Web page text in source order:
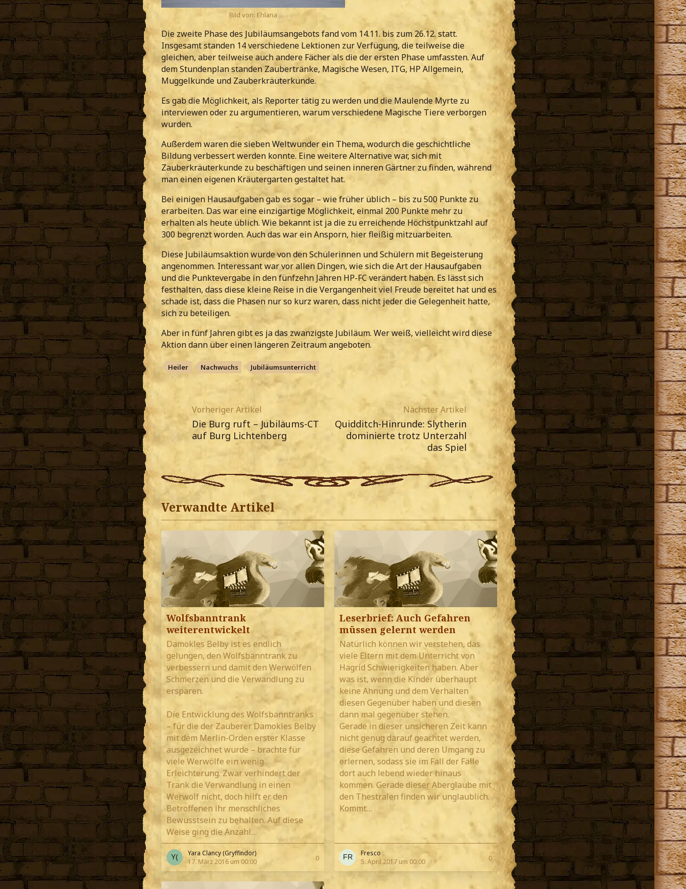
Bild von: Ehlana
Die zweite Phase des Jubiläumsangebots fand vom 14.11. bis zum 26.12. statt.
Insgesamt standen 14 verschiedene Lektionen zur Verfügung, die teilweise die
gleichen, aber teilweise auch andere Fächer als die der ersten Phase umfassten. Auf
dem Stundenplan standen Zaubertränke, Magische Wesen, ITG, HP Allgemein,
Muggelkunde und Zauberkräuterkunde.
Es gab die Möglichkeit, als Reporter tätig zu werden und die Maulende Myrte zu
interviewen oder zu argumentieren, warum verschiedene Magische Tiere verborgen
wurden.
Außerdem waren die sieben Weltwunder ein Thema, wodurch die geschichtliche
Bildung verbessert werden konnte. Eine weitere Alternative war, sich mit
Zauberkräuterkunde zu beschäftigen und seinen inneren Gärtner zu finden, während
man einen eigenen Kräutergarten gestaltet hat.
Bei einigen Hausaufgaben gab es sogar – wie früher üblich – bis zu 500 Punkte zu
erarbeiten. Das war eine einzigartige Möglichkeit, einmal 200 Punkte mehr zu
erhalten als heute üblich. Wie bekannt ist ja die zu erreichende Höchstpunktzahl auf
300 begrenzt worden. Auch das war ein Ansporn, hier fleißig mitzuarbeiten.
Diese Jubiläumsaktion wurde von den Schülerinnen und Schülern mit Begeisterung
angenommen. Interessant war vor allen Dingen, wie sich die Art der Hausaufgaben
und die Punktevergabe in den fünfzehn Jahren HP-FC verändert haben. Es lässt sich
festhalten, dass diese kleine Reise in die Vergangenheit viel Freude bereitet hat und es
schade ist, dass die Phasen nur so kurz waren, dass nicht jeder die Gelegenheit hatte,
sich zu beteiligen.
Aber in fünf Jahren gibt es ja das zwanzigste Jubiläum. Wer weiß, vielleicht wird diese
Aktion dann über einen längeren Zeitraum angeboten.
Heiler Nachwuchs Jubiläumsunterricht
Vorheriger Artikel
Die Burg ruft – Jubiläums-CT
auf Burg Lichtenberg
Nächster Artikel
Quidditch-Hinrunde: Slytherin
dominierte trotz Unterzahl
das Spiel
Verwandte Artikel
Wolfsbanntrank
weiterentwickelt
Damokles Belby ist es endlich
gelungen, den Wolfsbanntrank zu
verbessern und damit den Werwölfen
Schmerzen und die Verwandlung zu
ersparen.
Die Entwicklung des Wolfsbanntranks
– für die der Zauberer Damokles Belby
mit dem Merlin-Orden erster Klasse
ausgezeichnet wurde – brachte für
viele Werwölfe ein wenig
Erleichterung. Zwar verhindert der
Trank die Verwandlung in einen
Werwolf nicht, doch hilft er den
Betroffenen ihr menschliches
Bewusstsein zu behalten. Auf diese
Weise ging die Anzahl…
Yara Clancy (Gryffindor)
17. März 2016 um 00:00
0
Leserbrief: Auch Gefahren
müssen gelernt werden
Natürlich können wir verstehen, das
viele Eltern mit dem Unterricht von
Hagrid Schwierigkeiten haben. Aber
was ist, wenn die Kinder überhaupt
keine Ahnung und dem Verhalten
diesen Gegenüber haben und diesen
dann mal gegenüber stehen.
Gerade in dieser unsicheren Zeit kann
nicht genug darauf geachtet werden,
diese Gefahren und deren Umgang zu
erlernen, sodass sie im Fall der Fälle
dort auch lebend wieder hinaus
kommen. Gerade dieser Aberglaube mit
den Thestralen finden wir unglaublich.
Kommt…
Fresco
5. April 2017 um 00:00
0